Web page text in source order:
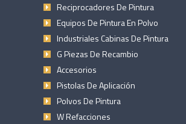
Reciprocadores De Pintura
Equipos De Pintura En Polvo
Industriales Cabinas De Pintura
G Piezas De Recambio
Accesorios
Pistolas De Aplicación
Polvos De Pintura
W Refacciones